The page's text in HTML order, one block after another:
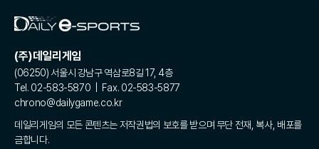
(주)데일리게임
(06250) 서울시 강남구 역삼로8길 17, 4층
Tel. 02-583-5870 | Fax. 02-583-5877
chrono@dailygame.co.kr
데일리게임의 모든 콘텐츠는 저작권법의 보호를 받으며 무단 전재, 복사, 배포를
금합니다.